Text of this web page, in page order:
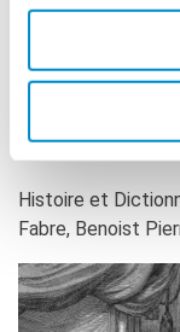
La Compania de
Pawling, Mexico,
missioni nella
Histoire et
Fabre, Benoist